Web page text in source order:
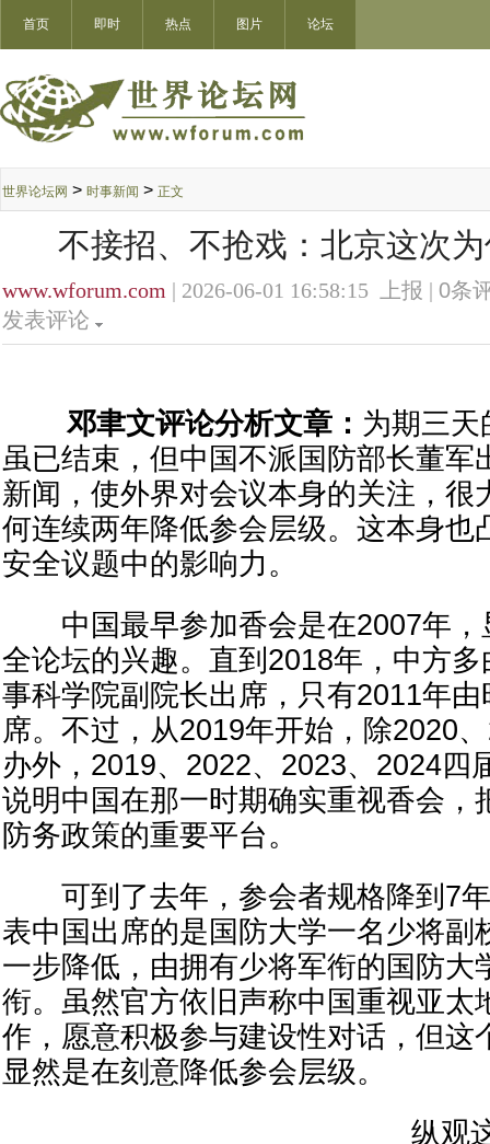
首页 即时 热点 图片 论坛
世界论坛网 > 时事新闻 > 正文
不接招、不抢戏：北京这次
www.wforum.com | 2026-06-01 16:58:15 上报 | 0条
发表评论
邓聿文评论分析文章： 为期三
虽已结束，但中国不派国防部长董军
新闻，使外界对会议本身的关注，很
何连续两年降低参会层级。这本身也
安全议题中的影响力。
中国最早参加香会是在2007年，
全论坛的兴趣。直到2018年，中方
事科学院副院长出席，只有2011年
席。不过，从2019年开始，除2020
办外，2019、2022、2023、2024四
说明中国在那一时期确实重视香会，
防务政策的重要平台。
可到了去年，参会者规格降到7年
表中国出席的是国防大学一名少将副
一步降低，由拥有少将军衔的国防大
衔。虽然官方依旧声称中国重视亚太
作，愿意积极参与建设性对话，但这
显然是在刻意降低参会层级。
纵观这